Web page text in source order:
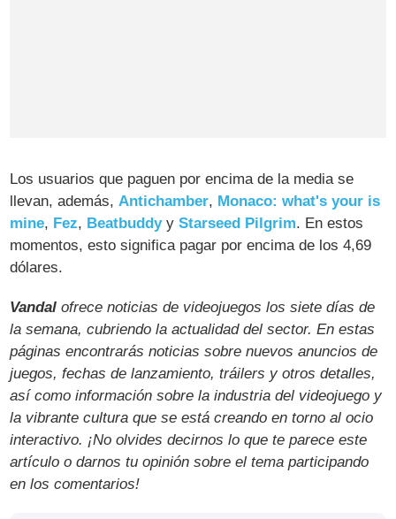
Los usuarios que paguen por encima de la media se
llevan, además,Antichamber, Monaco: what's your is
mine, Fez, BeatbuddyyStarseed Pilgrim. En estos
momentos, esto significa pagar por encima de los 4,69
dólares.
Vandal ofrece noticias de videojuegos los siete días de
la semana, cubriendo la actualidad del sector. En estas
páginas encontrarás noticias sobre nuevos anuncios de
juegos, fechas de lanzamiento, tráilers y otros detalles,
así como información sobre la industria del videojuego y
la vibrante cultura que se está creando en torno al ocio
interactivo. ¡No olvides decirnos lo que te parece este
artículo o darnos tu opinión sobre el tema participando
en los comentarios!